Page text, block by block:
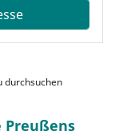
durchsuchen
Preußens